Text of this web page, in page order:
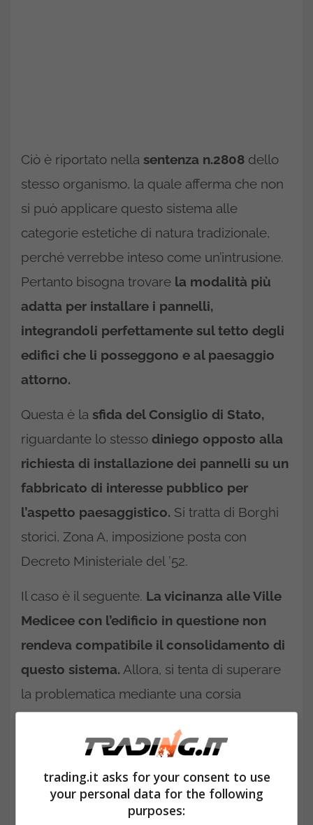
Ciò è riportato nella sentenza n.2808 dello
stesso organismo, la quale afferma che non
si può applicare questo sistema alle
categorie estetiche di natura tradizionale,
perché verrebbe inteso come un’intrusione.
Pertanto bisogna trovare la modalità più
adatta per installare i pannelli,
integrandoli perfettamente sul tetto degli
edifici che li posseggono e al paesaggio
attorno.
Questa è la sfida del Consiglio di Stato,
riguardante lo stesso diniego opposto alla
richiesta di installazione dei pannelli su un
fabbricato di interesse pubblico per
l’aspetto paesaggistico. Si tratta di Borghi
storici, Zona A, imposizione posta con
Decreto Ministeriale del ’52.
Il caso è il seguente. La vicinanza alle Ville
Medicee con l’edificio in questione non
rendeva compatibile il consolidamento di
questo sistema. Allora, si tenta di superare
la problematica mediante una corsia
Fotovoltaico, cosa comporta la
corsia preferenziale inedita? È
attuabile?
trading.it asks for your consent to use
your personal data for the following
purposes: